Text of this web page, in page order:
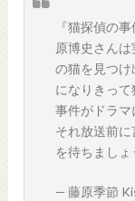
『猫探偵の
原博史さん
の猫を見つ
になりきっ
事件がドラマ
それ放送前
を待ちまし
— 藤原季節